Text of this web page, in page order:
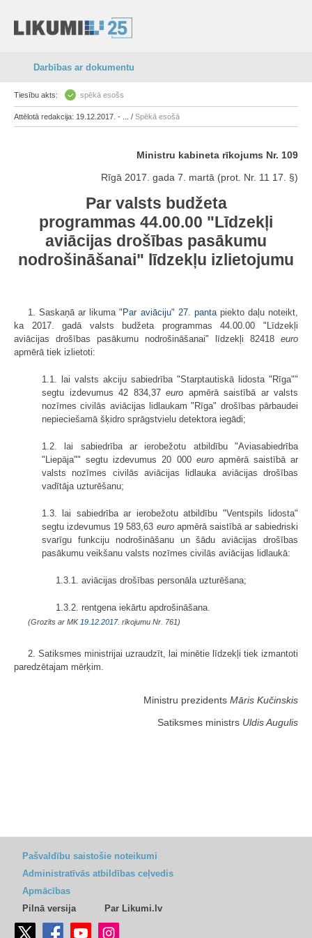
Darbības ar dokumentu
Tiesību akts: spēkā esošs
Attēlotā redakcija: 19.12.2017. - ... / Spēkā esošā
Ministru kabineta rīkojums Nr. 109
Rīgā 2017. gada 7. martā (prot. Nr. 11 17. §)
Par valsts budžeta
programmas 44.00.00 "Līdzekļi
aviācijas drošības pasākumu
nodrošināšanai" līdzekļu izlietojumu
1. Saskaņā ar likuma " Par aviāciju" 27. pantapiekto daļu noteikt,
ka 2017. gadā valsts budžeta programmas 44.00.00 "Līdzekļi
aviācijas drošības pasākumu nodrošināšanai" līdzekļi 82418 euro
apmērā tiek izlietoti:
1.1. lai valsts akciju sabiedrība "Starptautiskā lidosta "Rīga""
segtu izdevumus 42 834,37 euro apmērā saistībā ar valsts
nozīmes civilās aviācijas lidlaukam "Rīga" drošības pārbaudei
nepieciešamā šķidro sprāgstvielu detektora iegādi;
1.2. lai sabiedrība ar ierobežotu atbildību "Aviasabiedrība
"Liepāja"" segtu izdevumus 20 000 euroapmērā saistībā ar
valsts nozīmes civilās aviācijas lidlauka aviācijas drošības
vadītāja uzturēšanu;
1.3. lai sabiedrība ar ierobežotu atbildību "Ventspils lidosta"
segtu izdevumus 19 583,63 euroapmērā saistībā ar sabiedriski
svarīgu funkciju nodrošināšanu un šādu aviācijas drošības
pasākumu veikšanu valsts nozīmes civilās aviācijas lidlaukā:
1.3.1. aviācijas drošības personāla uzturēšana;
1.3.2. rentgena iekārtu apdrošināšana.
(Grozīts ar MK 19.12.2017. rīkojumu Nr. 761)
2. Satiksmes ministrijai uzraudzīt, lai minētie līdzekļi tiek izmantoti
paredzētajam mērķim.
Ministru prezidents Māris Kučinskis
Satiksmes ministrs Uldis Augulis
Pašvaldību saistošie noteikumi
Administratīvās atbildības ceļvedis
Apmācības
Pilnā versija
Par Likumi.lv